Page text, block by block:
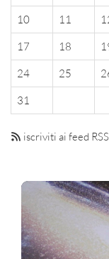
10
11
17
18
24
25
31
iscriviti ai feed